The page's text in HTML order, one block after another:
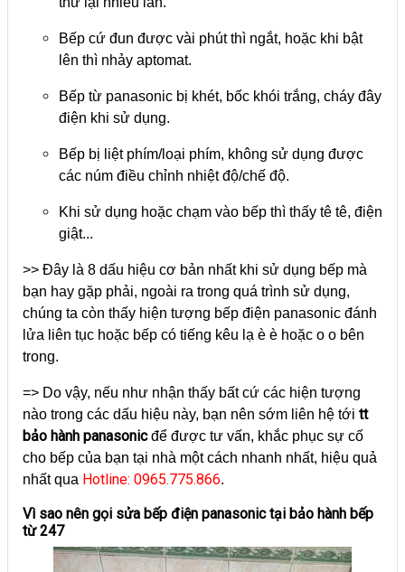
Bếp cứ đun được vài phút thì ngắt, hoặc khi bật
lên thì nhảy aptomat.
Bếp từ panasonic bị khét, bốc khói trắng, cháy đây
điện khi sử dụng.
Bếp bị liệt phím/loại phím, không sử dụng được
các núm điều chỉnh nhiệt độ/chế độ.
Khi sử dụng hoặc chạm vào bếp thì thấy tê tê, điện
giật...
>> Đây là 8 dấu hiệu cơ bản nhất khi sử dụng bếp mà
bạn hay gặp phải, ngoài ra trong quá trình sử dụng,
chúng ta còn thấy hiện tượng bếp điện panasonic đánh
lửa liên tục hoặc bếp có tiếng kêu lạ è è hoặc o o bên
trong.
=> Do vậy, nếu như nhận thấy bất cứ các hiện tượng
nào trong các dấu hiệu này, bạn nên sớm liên hệ tới tt
bảo hành panasonicđể được tư vấn, khắc phục sự cố
cho bếp của bạn tại nhà một cách nhanh nhất, hiệu quả
nhất qua Hotline: 0965.775.866.
Vì sao nên gọi sửa bếp điện panasonic tại bảo hành bếp
từ 247